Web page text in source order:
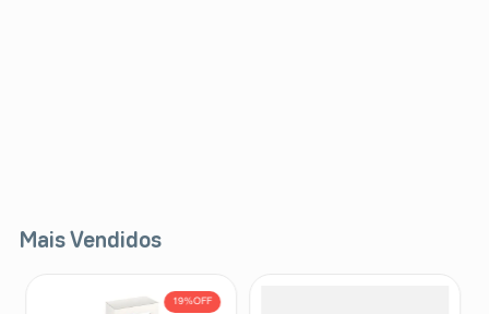
Mais Vendidos
19%OFF